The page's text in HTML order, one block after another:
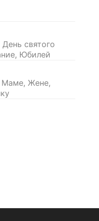
святого
Юбилей
Маме, Жене,